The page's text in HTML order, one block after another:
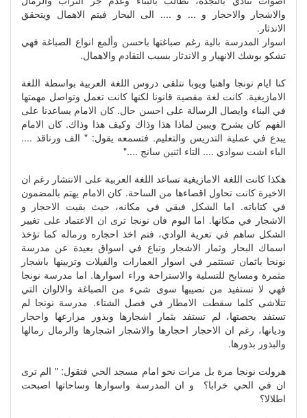
والاشجار والاحجار و ... و .... الى البحار فيتم الاهمال ويتحقق
الاندثار.
اسوار المدرسة بالية رغم صباغتها باحسن وألمع انواع الصباغة فهي
تشكو بوشك الانهيار و الاندثار بسبب التقادم والاهمال.
كنا ايام نونجا واهنيا ويوبا نتلقى دروس اللغة العربية بواسطة اللغة
الامازيغية. كانت لغة مقصية قانونا لكنها كانت تعمل وتواصل مهمتها
في البناء وايصال الرسالة على احسن حال. كان الامام يساعدنا على
الفهم كان يشرح ويبين لماذا هذا وذاك وكيف هذا وذاك. كان الامام
يبدع في عملية التدريس والتعليم. فتسمعه يقول: " الف ورناقذ ....
الباء اشت سوادي .... التاء اثنين سانج ...."
هكذا كانت اللغة الامازيغية تساعد اللغة العربية على الانتشار رغم ان
الاخيرة كانت تحاول اقصاءها من الساحة. كان الامام يهتم بالمضمون
في كتاباته. اما الشكل فبقي في مكانه، حيث بقيت الاحجار و
الاشجار في مكانها. اما اليوم فان نونجا ترى ان الاعتماد على تغيير
الشكل ساهم في تعرية الوادي، فتم اخذ احجاره ورماله كما تؤخذ
اسماك البحار وثمار الاشجار وتباع في اسواق بعيدة عن مدرسة
نونحا باثمان تستثمر في اسوار العمارات والفيلات وتزيينها باشجار
مثمرة ومسابح للتسلية والاستراحة وراء اسوارها. اما مدرسة نونجا
فهي لا تستفيد من نصيبها سوى شيء من الصباغة والالوان التي
تتلاشى كلما سقطت الامطار في فصل الشتاء. مدرسة نونجا لم
تستفد بحصتها، لم تستفد بثمار اشجارها وبذور مزارعها واحجار
وديانها، رغم ان الاحجار احجارها والاشجار اشجارها والرمال رمالها
والبذور بذورها.
هرولت نونجا مرة بل مرات نحو امام مسجد الحي فتقول: " الم ترى
ان في الحي خرابا؟ و ان المدرسة واسوارها وساحاتها اصبحت
اطلالا؟